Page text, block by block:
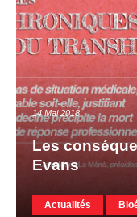
14 Mai 2018
Les
Evans
Actualités